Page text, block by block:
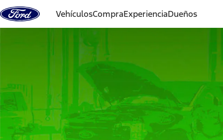
VehículosCompraExperienciaDueños